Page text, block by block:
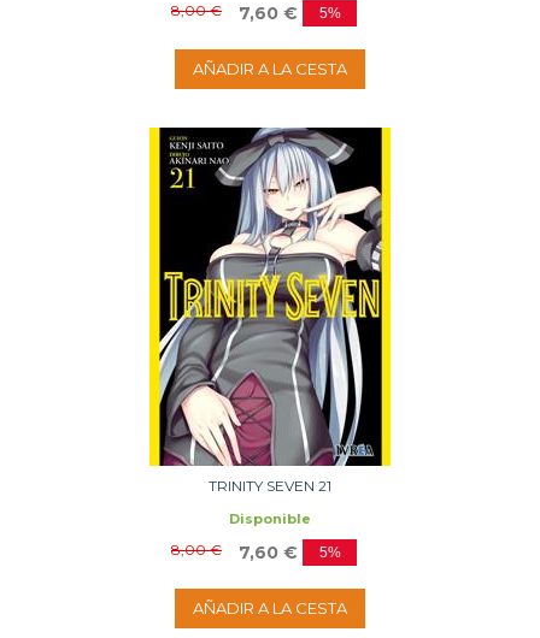
8,00 € 7,60 € 5%
AÑADIR A LA CESTA
TRINITY SEVEN 21
Disponible
8,00 € 7,60 € 5%
AÑADIR A LA CESTA